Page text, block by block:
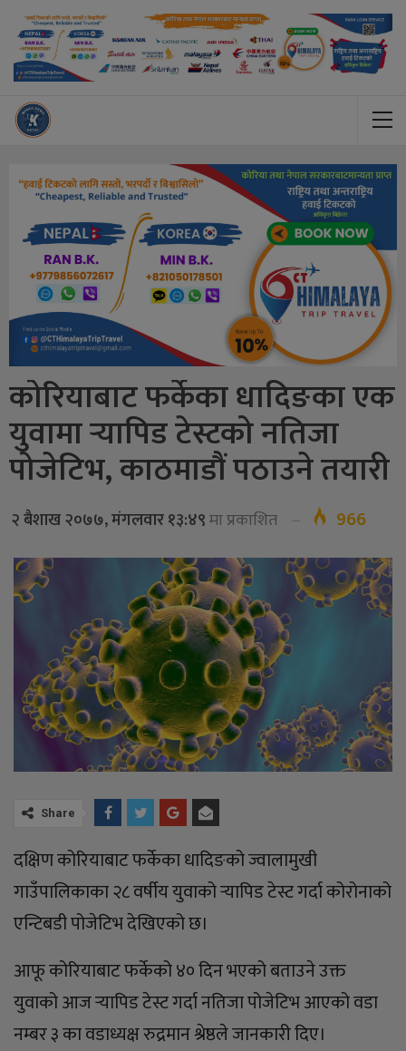
कोरियाबाट फर्केका धादिङका एक
युवामा र्‍यापिड टेस्टको नतिजा
पोजेटिभ, काठमाडौं पठाउने तयारी
२ बैशाख २०७७, मंगलवार १३:४९मा प्रकाशित 966
Share
दक्षिण कोरियाबाट फर्केका धादिङको ज्वालामुखी
गाउँपालिकाका २८ वर्षीय युवाको र्‍यापिड टेस्ट गर्दा कोरोनाको
एन्टिबडी पोजेटिभ देखिएको छ।
आफू कोरियाबाट फर्केको ४० दिन भएको बताउने उक्त
युवाको आज र्‍यापिड टेस्ट गर्दा नतिजा पोजेटिभ आएको वडा
नम्बर ३ का वडाध्यक्ष रुद्रमान श्रेष्ठले जानकारी दिए।